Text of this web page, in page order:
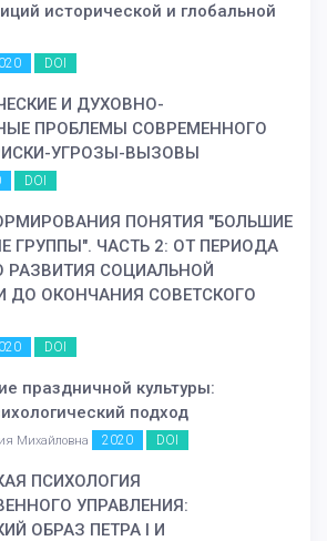
исторической и глобальной
DOI
И ДУХОВНО-
ПРОБЛЕМЫ СОВРЕМЕННОГО
УГРОЗЫ-ВЫЗОВЫ
DOI
ПОНЯТИЯ "БОЛЬШИЕ
ГРУППЫ". ЧАСТЬ 2: ОТ ПЕРИОДА
РАЗВИТИЯ СОЦИАЛЬНОЙ
ДО ОКОНЧАНИЯ СОВЕТСКОГО
DOI
праздничной культуры:
подход
Михайловна 2020 DOI
ПСИХОЛОГИЯ
УПРАВЛЕНИЯ:
ОБРАЗ ПЕТРА I И